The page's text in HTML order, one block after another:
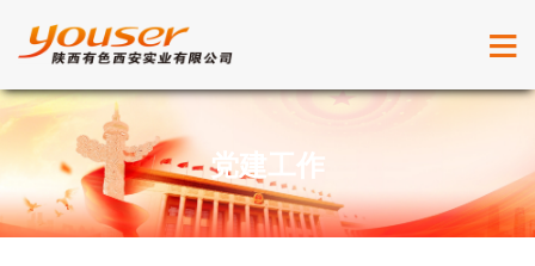
党建工作